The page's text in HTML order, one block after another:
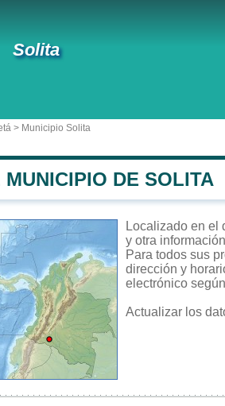
Solita
> Municipio Solita
MUNICIPIO DE SOLITA
Localizado en el
y otra
Para todos sus
dirección y
electrónico
Actualizar los